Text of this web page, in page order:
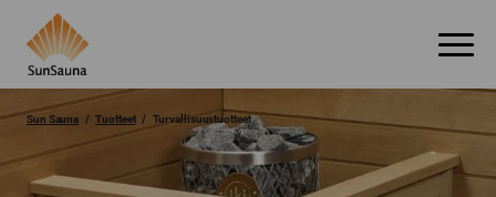
Sun Sauna Tuotteet Turvallisuustuotteet